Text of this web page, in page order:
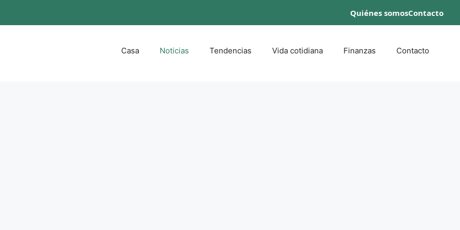
Quiénes somosContacto
Casa Noticias Tendencias Vida cotidiana Finanzas Contacto